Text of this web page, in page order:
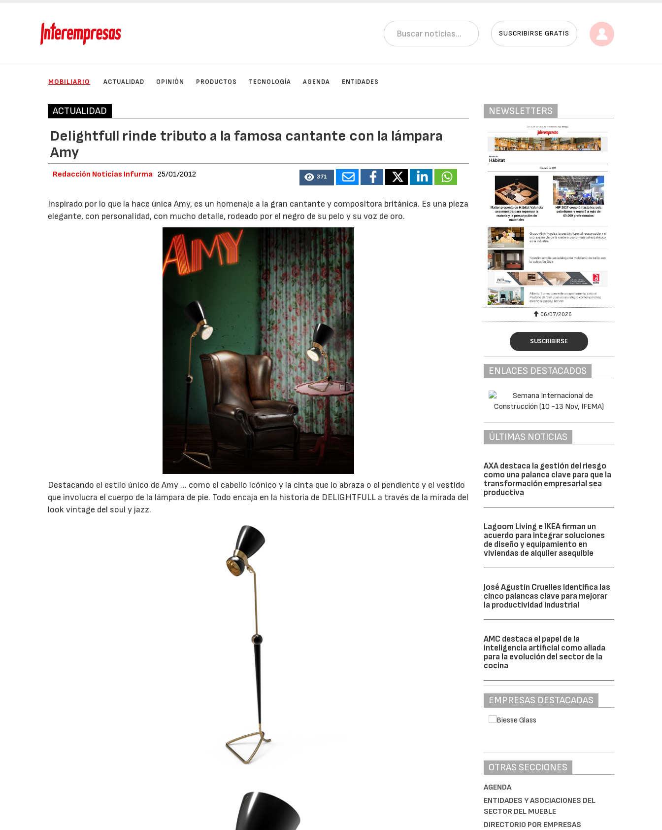
SUSCRIBIRSE GRATIS
MOBILIARIO ACTUALIDAD OPINIÓN PRODUCTOS TECNOLOGÍA AGENDA ENTIDADES
ACTUALIDAD
Delightfull rinde tributo a la famosa cantante con la lámpara
Amy
Redacción Noticias Infurma 25/01/2012 371
Inspirado por lo que la hace única Amy, es un homenaje a la gran cantante y compositora británica. Es una pieza
elegante, con personalidad, con mucho detalle, rodeado por el negro de su pelo y su voz de oro.
Destacando el estilo único de Amy … como el cabello icónico y la cinta que lo abraza o el pendiente y el vestido
que involucra el cuerpo de la lámpara de pie. Todo encaja en la historia de DELIGHTFULL a través de la mirada del
look vintage del soul y jazz.
NEWSLETTERS
06/07/2026 06/07/2026
SUSCRIBIRSE
ENLACES DESTACADOS
ÚLTIMAS NOTICIAS
AXA destaca la gestión del riesgo
como una palanca clave para que la
transformación empresarial sea
productiva
Lagoom Living e IKEA firman un
acuerdo para integrar soluciones
de diseño y equipamiento en
viviendas de alquiler asequible
José Agustín Cruelles identifica las
cinco palancas clave para mejorar
la productividad industrial
AMC destaca el papel de la
inteligencia artificial como aliada
para la evolución del sector de la
cocina
EMPRESAS DESTACADAS
OTRAS SECCIONES
AGENDA
ENTIDADES Y ASOCIACIONES DEL
SECTOR DEL MUEBLE
DIRECTORIO POR EMPRESAS